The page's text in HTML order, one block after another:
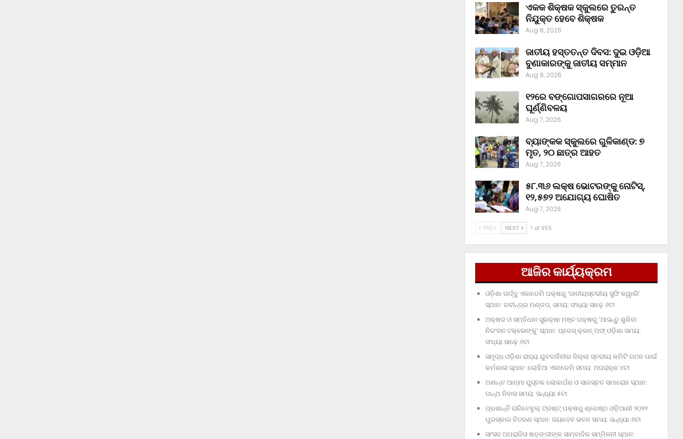
ଏକକ ଶିକ୍ଷକ ସ୍କୁଲରେ ତୁରନ୍ତ
ନିଯୁକ୍ତ ହେବେ ଶିକ୍ଷକ
Aug 8, 2026
ଜାତୀୟ ହସ୍ତତନ୍ତ ଦିବସ: ଦୁଇ ଓଡ଼ିଆ
ବୁଣାକାରଙ୍କୁ ଜାତୀୟ ସମ୍ମାନ
Aug 8, 2026
୧୨ରେ ବଙ୍ଗୋପସାଗରରେ ନୂଆ
ଘୂର୍ଣ୍ଣିବଳୟ
Aug 7, 2026
ବ୍ୟାଙ୍କକ ସ୍କୁଲରେ ଗୁଳିକାଣ୍ଡ: ୭
ମୃତ, ୨୦ ଛାତ୍ର ଆହତ
Aug 7, 2026
୫୮.୩୬ ଲକ୍ଷ ଭୋଟରଙ୍କୁ ନୋଟିସ୍‌,
୧୨,୫୭୨ ଅଯୋଗ୍ୟ ଘୋଷିତ
Aug 7, 2026
PREV NEXT 1 of 955
ଆଜିର କାର୍ଯ୍ୟକ୍ରମ
ଓଡ଼ିଶା ଊର୍ଦ୍ଦୁ ଏକାଡେମି ପକ୍ଷରୁ ‘ଜାତୀୟସ୍ତରୀୟ ସୁଫି କୱାଲି’
ସ୍ଥାନ: ରବୀନ୍ଦ୍ର ମଣ୍ଡପ, ସମୟ: ସଂଧ୍ୟା ସାଢ଼େ ୬ଟା
ଅକ୍ଷର ଓ ସମ୍ବିଧାନ ସୁରକ୍ଷା ମଞ୍ଚ ପକ୍ଷରୁ ‘ଆସନ୍ତୁ ଶୁଣିବା
ନିରଂଜନ ଟକ୍‌ଲେଙ୍କୁ’ ସ୍ଥାନ: ପ୍ରେସ୍‌ କ୍ଲବ୍‌ ଅଫ୍‌ ଓଡ଼ିଶା ସମୟ:
ସଂଧ୍ୟା ସାଢ଼େ ୬ଟା
ସମୃଦ୍ଧ ଓଡ଼ିଶା ରାଜ୍ୟ ଯୁବବାହିନୀର ଜିଲ୍ଲା ସ୍ତରୀୟ କମିଟି ଗଠନ ପାଇଁ
କର୍ମଶାଳା ସ୍ଥାନ: ଲୋହିଆ ଏକାଡେମି ସମୟ: ଅପରାହ୍‌ଣ ୪ଟା
ଅଶାନ୍ତ ଆତ୍ମା ପୁସ୍ତକ ଲୋକାର୍ପଣ ଓ ସାରସ୍ବତ ସମାରୋହ ସ୍ଥାନ:
ପାନ୍ଥ ନିବାସ ସମୟ: ସନ୍ଧ୍ୟା ୫ଟା
ପ୍ରଶାନ୍ତି ଚାରିଟେବୁଲ୍‌ ଟ୍ରଷ୍ଟ୍‌ ପକ୍ଷରୁ ଶ୍ରେଷ୍ଠ ଓଡ଼ିଆଣୀ ୨୦୨୨
ପୁରସ୍କାର ବିତରଣ ସ୍ଥାନ: ଜୟଦେବ ଭବନ ସମୟ: ସନ୍ଧ୍ୟା ୬ଟା
ସାଂସଦ ଅପରାଜିତା ଷଡ଼ଙ୍ଗୀଙ୍କ ସାମ୍ବାଦିକ ସମ୍ମିଳନୀ ସ୍ଥାନ: